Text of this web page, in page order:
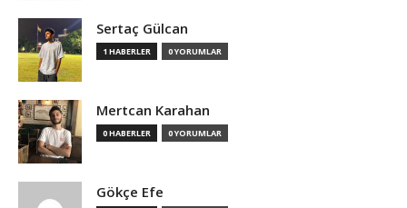
Sertaç Gülcan
1 HABERLER 0 YORUMLAR
Mertcan Karahan
0 HABERLER 0 YORUMLAR
Gökçe Efe